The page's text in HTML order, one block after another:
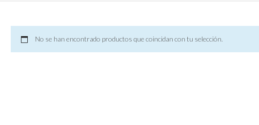
No se han encontrado productos que coincidan con tu selección.